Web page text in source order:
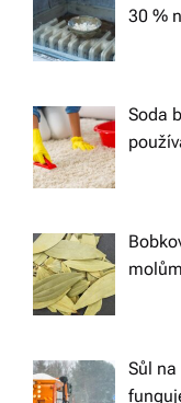
30 %
Soda
Sůl na